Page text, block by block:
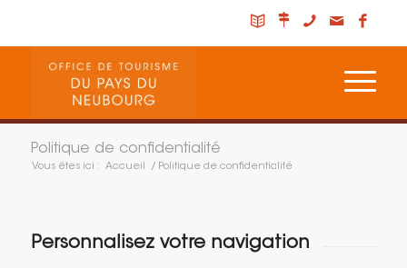
Politique de confidentialité
Vous êtes ici : Accueil / Politique de confidentialité
Personnalisez votre navigation